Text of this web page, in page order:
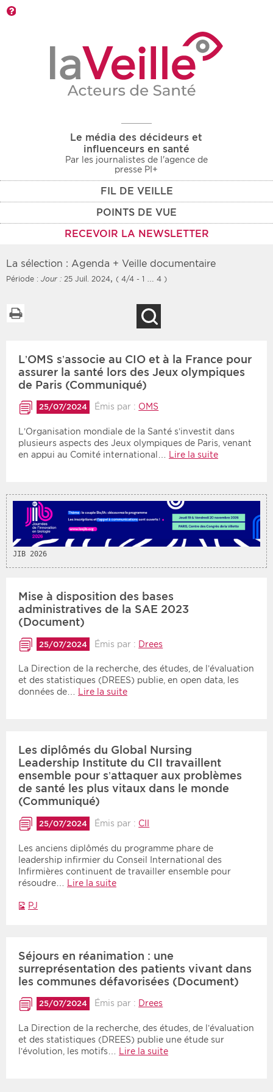
Le média des décideurs et
influenceurs en santé
Par les journalistes de l'agence de
presse PI+
FIL DE VEILLE
POINTS DE VUE
RECEVOIR LA NEWSLETTER
Rendez-vous des 7
prochains jours
Communiqués des 10
derniers jours
Type d'information
Rendez-vous
Communiqués
Protection sociale
Sanitaire
Médico-social
Choisir une zone
Choisir une date de débutChoisir une date de finChronologique
La sélection : Agenda + Veille documentaire
Période : Jour : 25 Juil. 2024, ( 4/4 - 1 … 4 )
L’OMS s’associe au CIO et à la France pour
assurer la santé lors des Jeux ‎olympiques
de Paris (Communiqué)
25/07/2024 Émis par : OMS
L’Organisation mondiale de la Santé s’investit dans
plusieurs aspects des Jeux olympiques de Paris, venant
en appui au Comité international…
Lire la suite
JIB 2026
Mise à disposition des bases
administratives de la SAE 2023
(Document)
25/07/2024 Émis par : Drees
La Direction de la recherche, des études, de l’évaluation
et des statistiques (DREES) publie, en open data, les
données de… Lire la suite
Les diplômés du Global Nursing
Leadership Institute du CII travaillent
ensemble pour s’attaquer aux problèmes
de santé les plus vitaux dans le monde
(Communiqué)
25/07/2024 Émis par : CII
Les anciens diplômés du programme phare de
leadership infirmier du Conseil International des
Infirmières continuent de travailler ensemble pour
résoudre… Lire la suite
PJ
Séjours en réanimation : une
surreprésentation des patients vivant dans
les communes défavorisées (Document)
25/07/2024 Émis par : Drees
La Direction de la recherche, des études, de l’évaluation
et des statistiques (DREES) publie une étude sur
l’évolution, les motifs…
Lire la suite